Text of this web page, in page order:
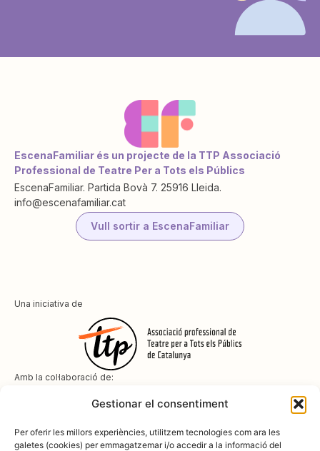
Gestionar el consentiment
Per oferir les millors experiències, utilitzem tecnologies com ara les
galetes (cookies) per emmagatzemar i/o accedir a la informació del
EscenaFamiliar és un projecte de la TTP Associació
Professional de Teatre Per a Tots els Públics
EscenaFamiliar. Partida Bovà 7. 25916 Lleida.
info@escenafamiliar.cat
Vull sortir a EscenaFamiliar
Una iniciativa de
Amb la col·laboració de: